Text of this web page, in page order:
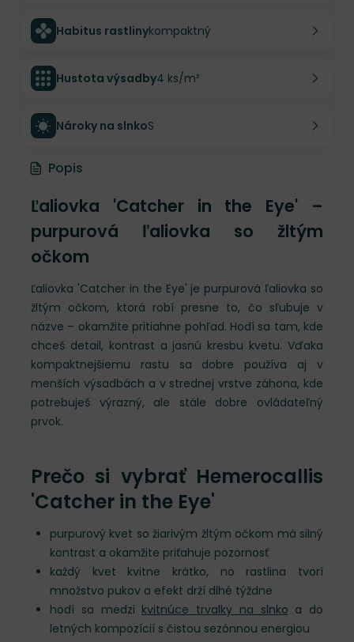
Habitus rastlinykompaktný
Hustota výsadby4 ks/m²
Nároky na slnkoS
Popis
Ľaliovka 'Catcher in the Eye' –
purpurová ľaliovka so žltým
očkom
Ľaliovka 'Catcher in the Eye' je purpurová ľaliovka so
žltým očkom, ktorá robí presne to, čo sľubuje v
názve – okamžite pritiahne pohľad. Hodí sa tam, kde
chceš detail, kontrast a jasnú kresbu kvetu. Vďaka
kompaktnejšiemu rastu sa dobre používa aj v
menších výsadbách a v strednej vrstve záhona, kde
potrebuješ výrazný, ale stále dobre ovládateľný
prvok.
Prečo si vybrať Hemerocallis
'Catcher in the Eye'
purpurový kvet so žiarivým žltým očkom má silný
kontrast a okamžite priťahuje pozornosť
každý kvet kvitne krátko, no rastlina tvorí
množstvo pukov a efekt drží dlhé týždne
hodí sa medzi kvitnúce trvalky na slnko a do
letných kompozícií s čistou sezónnou energiou